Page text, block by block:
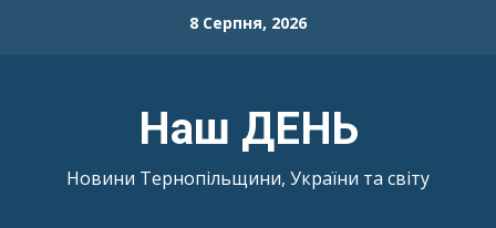
8 Серпня, 2026
Наш ДЕНЬ
Новини Тернопільщини, України та світу